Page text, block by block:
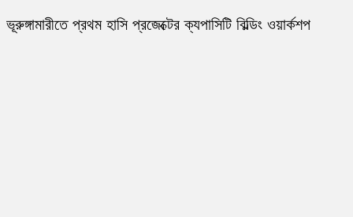
ভূরুঙ্গামারীতে প্রথম হাসি প্রজেক্টের ক্যপাসিটি বিল্ডিং ওয়ার্কশপ